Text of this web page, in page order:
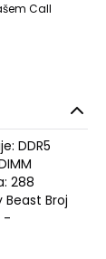
Call
DDR5
288
Beast Broj
-